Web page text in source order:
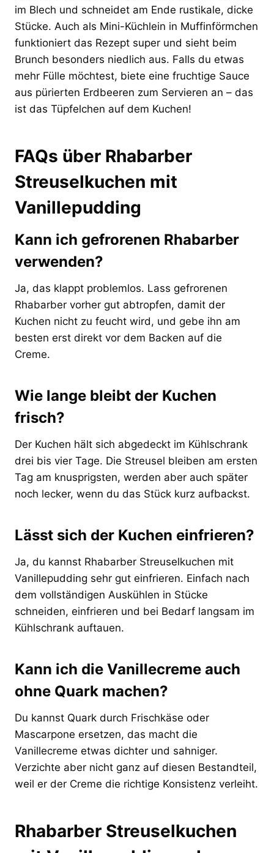
im Blech und schneidet am Ende rustikale, dicke
Stücke. Auch als Mini-Küchlein in Muffinförmchen
funktioniert das Rezept super und sieht beim
Brunch besonders niedlich aus. Falls du etwas
mehr Fülle möchtest, biete eine fruchtige Sauce
aus pürierten Erdbeeren zum Servieren an – das
ist das Tüpfelchen auf dem Kuchen!
FAQs über Rhabarber
Streuselkuchen mit
Vanillepudding
Kann ich gefrorenen Rhabarber
verwenden?
Ja, das klappt problemlos. Lass gefrorenen
Rhabarber vorher gut abtropfen, damit der
Kuchen nicht zu feucht wird, und gebe ihn am
besten erst direkt vor dem Backen auf die
Creme.
Wie lange bleibt der Kuchen
frisch?
Der Kuchen hält sich abgedeckt im Kühlschrank
drei bis vier Tage. Die Streusel bleiben am ersten
Tag am knusprigsten, werden aber auch später
noch lecker, wenn du das Stück kurz aufbackst.
Lässt sich der Kuchen einfrieren?
Ja, du kannst Rhabarber Streuselkuchen mit
Vanillepudding sehr gut einfrieren. Einfach nach
dem vollständigen Auskühlen in Stücke
schneiden, einfrieren und bei Bedarf langsam im
Kühlschrank auftauen.
Kann ich die Vanillecreme auch
ohne Quark machen?
Du kannst Quark durch Frischkäse oder
Mascarpone ersetzen, das macht die
Vanillecreme etwas dichter und sahniger.
Verzichte aber nicht ganz auf diesen Bestandteil,
weil er der Creme die richtige Konsistenz verleiht.
Rhabarber Streuselkuchen